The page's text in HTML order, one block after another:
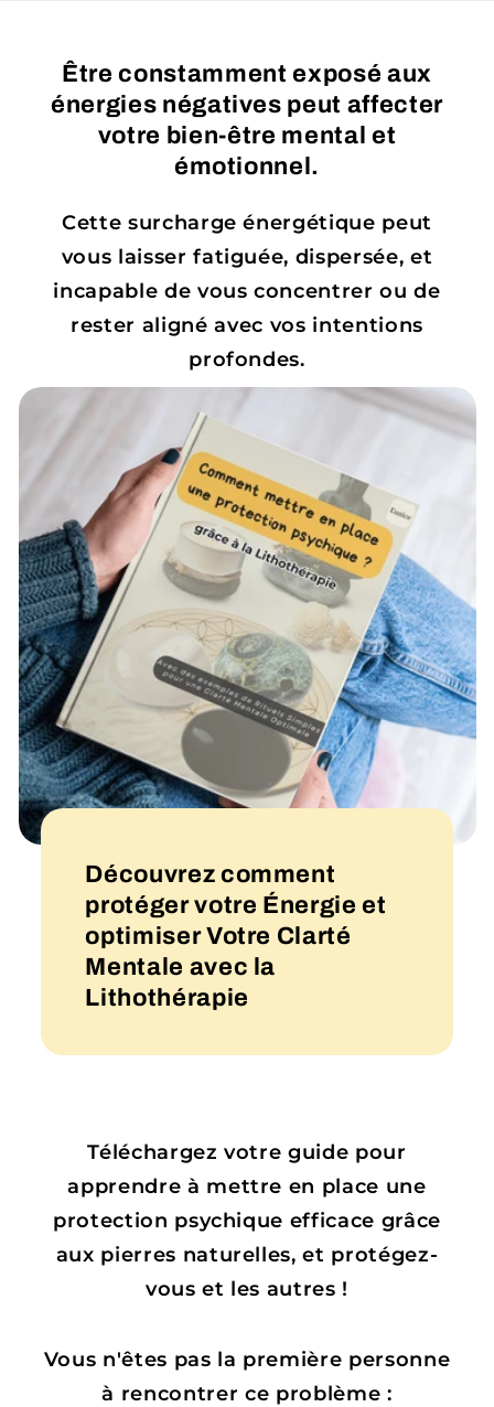
Être constamment exposé aux
énergies négatives peut affecter
votre bien-être mental et
émotionnel.
Cette surcharge énergétique peut
vous laisser fatiguée, dispersée, et
incapable de vous concentrer ou de
rester aligné avec vos intentions
profondes.
Découvrez comment
protéger votre Énergie et
optimiser Votre Clarté
Mentale avec la
Lithothérapie
Téléchargez votre guide pour
apprendre à mettre en place une
protection psychique efficace grâce
aux pierres naturelles, et protégez-
vous et les autres !
Vous n'êtes pas la première personne
à rencontrer ce problème :